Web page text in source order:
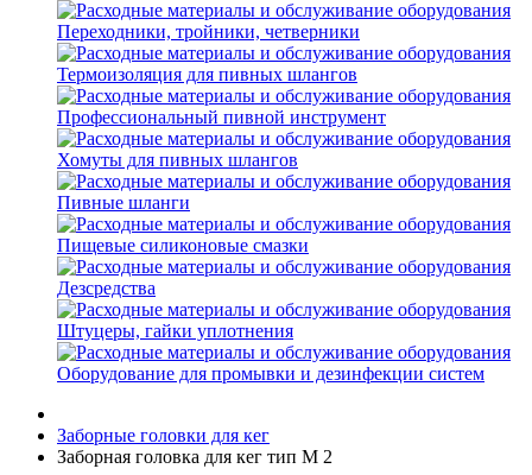
Переходники, тройники, четверники
Термоизоляция для пивных шлангов
Профессиональный пивной инструмент
Хомуты для пивных шлангов
Пивные шланги
Пищевые силиконовые смазки
Дезсредства
Штуцеры, гайки уплотнения
Оборудование для промывки и дезинфекции систем
Заборные головки для кег
Заборная головка для кег тип M 2